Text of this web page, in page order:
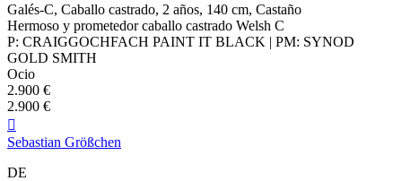
Galés-C, Caballo castrado, 2 años, 140 cm, Castaño
Hermoso y prometedor caballo castrado Welsh C
P: CRAIGGOCHFACH PAINT IT BLACK | PM: SYNOD
GOLD SMITH
Ocio
2.900 €
2.900 €

Sebastian Größchen
DE